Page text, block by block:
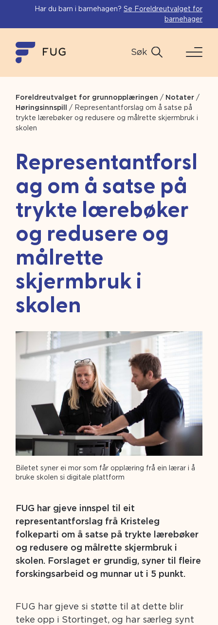
Har du barn i barnehagen? Se Foreldreutvalget for
barnehager
Søk
Foreldreutvalget for grunnopplæringen / Notater /
Høringsinnspill
/ Representantforslag om å satse på
trykte lærebøker og redusere og målrette skjermbruk i
skolen
Representantforsl
ag om å satse på
trykte lærebøker
og redusere og
målrette
skjermbruk i
skolen
Biletet syner ei mor som får opplæring frå ein lærar i å
bruke skolen si digitale plattform
FUG har gjeve innspel til eit
representantforslag frå Kristeleg
folkeparti om å satse på trykte lærebøker
og redusere og målrette skjermbruk i
skolen. Forslaget er grundig, syner til fleire
forskingsarbeid og munnar ut i 5 punkt.
FUG har gjeve si støtte til at dette blir
teke opp i Stortinget, og har særleg synt